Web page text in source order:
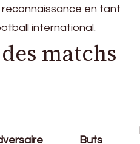
reconnaissance en tant
international.
matchs
Buts